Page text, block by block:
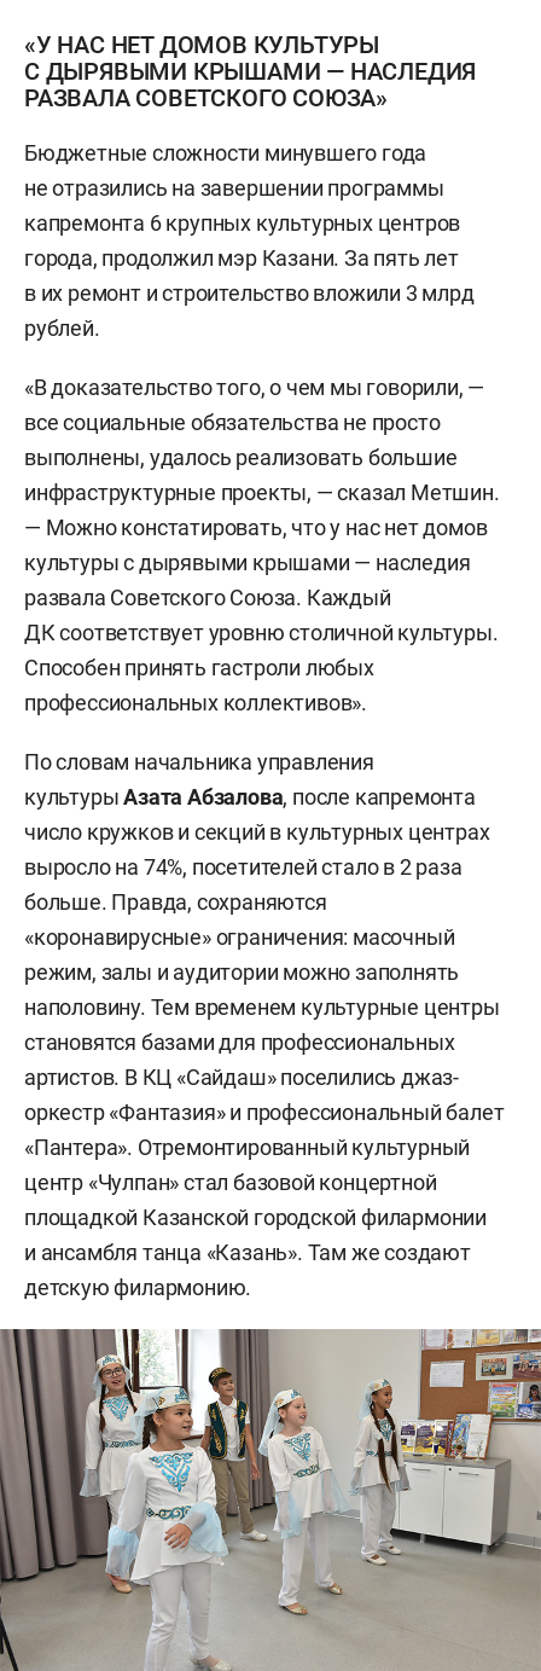
«У НАС НЕТ ДОМОВ КУЛЬТУРЫ
С ДЫРЯВЫМИ КРЫШАМИ — НАСЛЕДИЯ
РАЗВАЛА СОВЕТСКОГО СОЮЗА»
Бюджетные сложности минувшего года
не отразились на завершении программы
капремонта 6 крупных культурных центров
города, продолжил мэр Казани. За пять лет
в их ремонт и строительство вложили 3 млрд
рублей.
«В доказательство того, о чем мы говорили, —
все социальные обязательства не просто
выполнены, удалось реализовать большие
инфраструктурные проекты, — сказал Метшин.
— Можно констатировать, что у нас нет домов
культуры с дырявыми крышами — наследия
развала Советского Союза. Каждый
ДК соответствует уровню столичной культуры.
Способен принять гастроли любых
профессиональных коллективов».
По словам начальника управления
культурыАзата Абзалова, после капремонта
число кружков и секций в культурных центрах
выросло на 74%, посетителей стало в 2 раза
больше. Правда, сохраняются
«коронавирусные» ограничения: масочный
режим, залы и аудитории можно заполнять
наполовину. Тем временем культурные центры
становятся базами для профессиональных
артистов. В КЦ «Сайдаш» поселились джаз-
оркестр «Фантазия» и профессиональный балет
«Пантера». Отремонтированный культурный
центр «Чулпан» стал базовой концертной
площадкой Казанской городской филармонии
и ансамбля танца «Казань». Там же создают
детскую филармонию.